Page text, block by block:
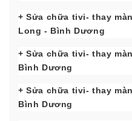
+ Sửa chữa tivi- thay
Long - Bình Dương
+ Sửa chữa tivi- thay
Bình Dương
+ Sửa chữa tivi- thay
Bình Dương